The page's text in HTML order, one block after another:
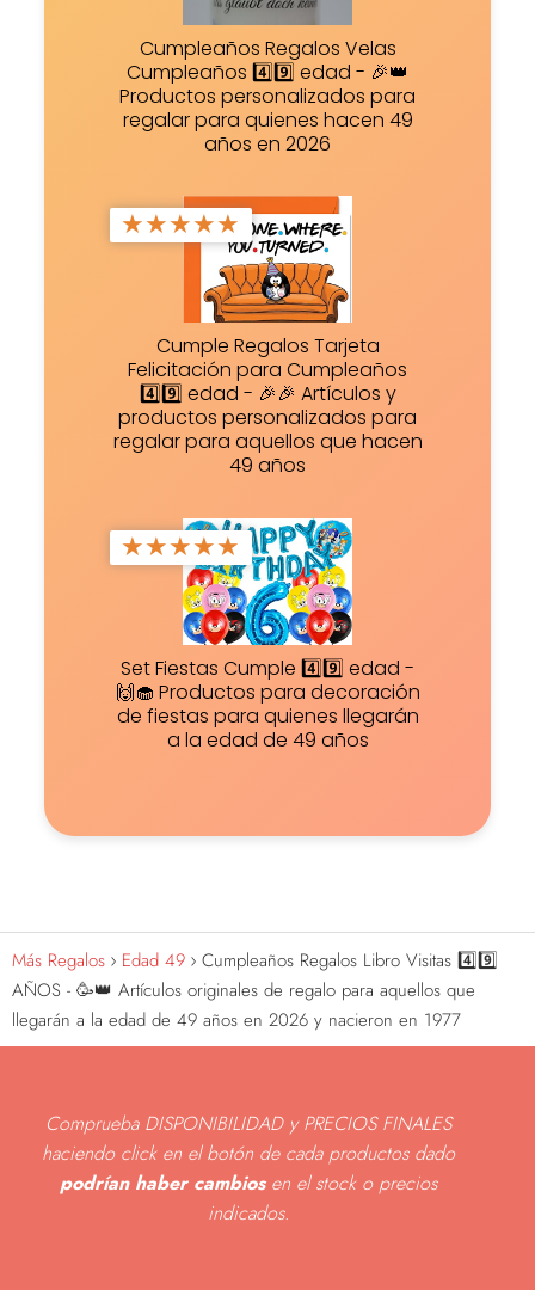
Cumpleaños Regalos Velas
Cumpleaños 4️⃣9️⃣ edad - 🎉👑
Productos personalizados para
regalar para quienes hacen 49
años en 2026
★★★★★
Cumple Regalos Tarjeta
Felicitación para Cumpleaños
4️⃣9️⃣ edad - 🎉🎉 Artículos y
productos personalizados para
regalar para aquellos que hacen
49 años
★★★★★
Set Fiestas Cumple 4️⃣9️⃣ edad -
🙌🧁 Productos para decoración
de fiestas para quienes llegarán
a la edad de 49 años
Más Regalos Edad 49
Cumpleaños Regalos Libro Visitas 4️⃣9️⃣
AÑOS - 🥳👑 Artículos originales de regalo para aquellos que
llegarán a la edad de 49 años en 2026 y nacieron en 1977
Comprueba DISPONIBILIDAD y PRECIOS FINALES
haciendo click en el botón de cada productos dado
podrían haber cambiosen el stock o precios
indicados.